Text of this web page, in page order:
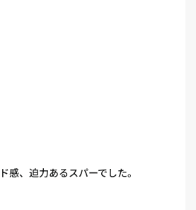
感、迫力あるスパーでした。